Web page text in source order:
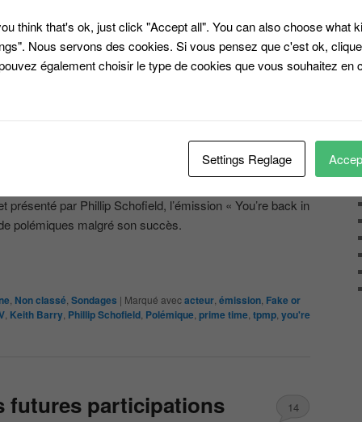
Room’ …. Fake or Not
5
présenté par Phillip Schofield, l’émission « You’re back in
polémiques malgré son succès.
Non classé Sondages | Marqué avecacteur émission Fake or
Keith Barry Phillip Schofield Polémique prime time tpmp you're
futures participations
14
think that's ok, just click "Accept all". You can also choose what
Nous servons des cookies. Si vous pensez que c'est ok,
également choisir le type de cookies que vous souhaitez en
Settings Reglage